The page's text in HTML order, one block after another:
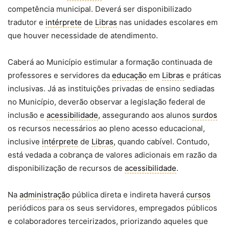
competência municipal. Deverá ser disponibilizado
tradutor e intérprete de Libras nas unidades escolares em
que houver necessidade de atendimento.
Caberá ao Município estimular a formação continuada de
professores e servidores da educação em Libras e práticas
inclusivas. Já as instituições privadas de ensino sediadas
no Município, deverão observar a legislação federal de
inclusão e acessibilidade, assegurando aos alunos surdos
os recursos necessários ao pleno acesso educacional,
inclusive intérprete de Libras, quando cabível. Contudo,
está vedada a cobrança de valores adicionais em razão da
disponibilização de recursos de acessibilidade.
Na administração pública direta e indireta haverá cursos
periódicos para os seus servidores, empregados públicos
e colaboradores terceirizados, priorizando aqueles que